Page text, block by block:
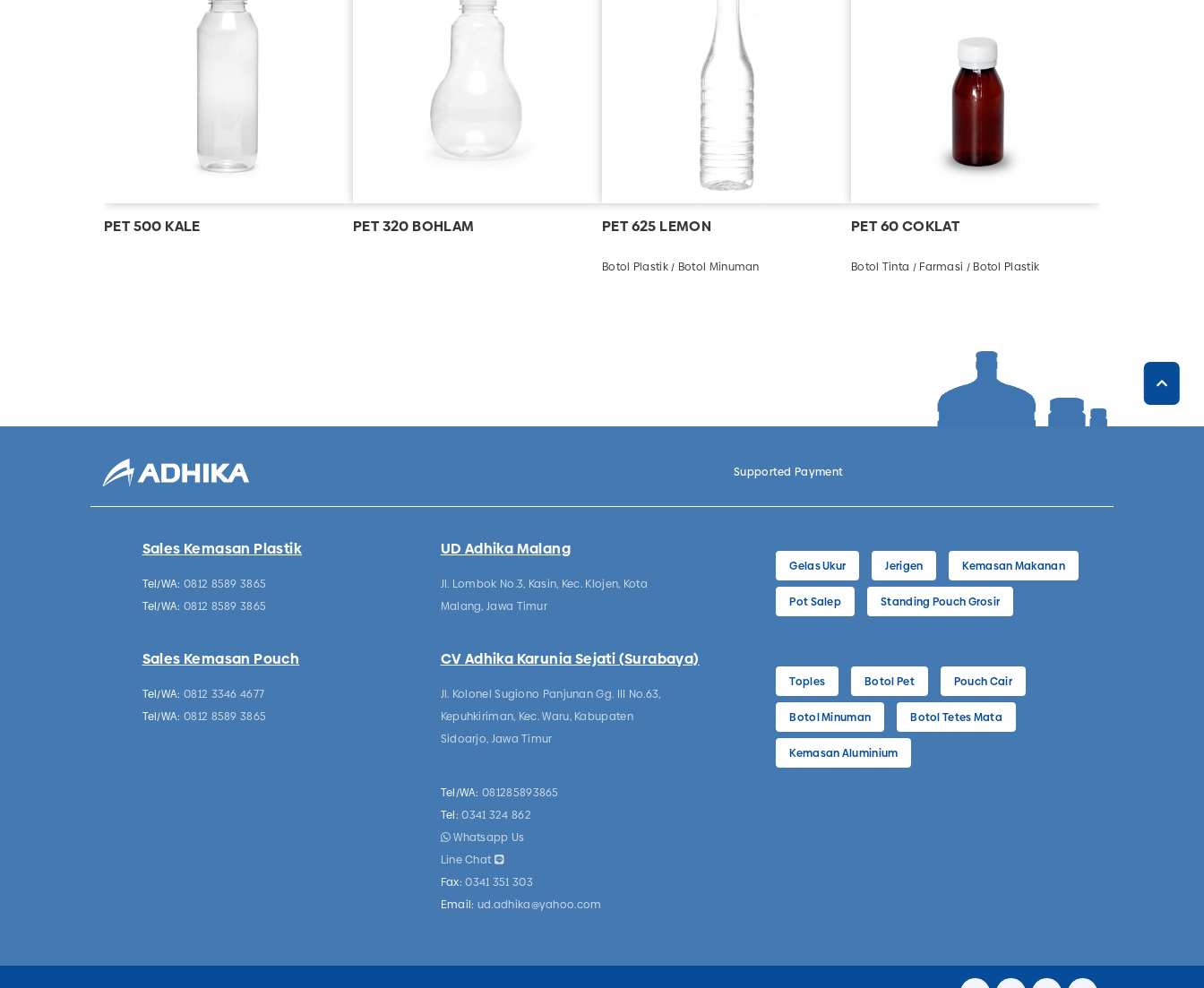
PET 500 KALE PET 320 BOHLAM PET 625 LEMON
Botol Plastik / Botol Minuman
PET 60 COKLAT
Botol Tinta / Farmasi / Botol Plastik
Supported Payment
Sales Kemasan Plastik
Tel/WA: 0812 8589 3865
Tel/WA: 0812 8589 3865
Sales Kemasan Pouch
Tel/WA: 0812 3346 4677
Tel/WA: 0812 8589 3865
UD Adhika Malang
Jl. Lombok No.3, Kasin, Kec. Klojen, Kota
Malang, Jawa Timur
CV Adhika Karunia Sejati (Surabaya)
Jl. Kolonel Sugiono Panjunan Gg. III No.63,
Kepuhkiriman, Kec. Waru, Kabupaten
Sidoarjo, Jawa Timur
Tel/WA: 081285893865
Tel: 0341 324 862
Whatsapp Us
Line Chat
Fax: 0341 351 303
Email: ud.adhika@yahoo.com
Gelas Ukur Jerigen Kemasan Makanan
Pot Salep Standing Pouch Grosir
Toples Botol Pet Pouch Cair
Botol Minuman Botol Tetes Mata
Kemasan Aluminium